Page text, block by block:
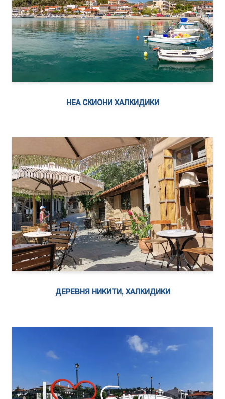
НЕА СКИОНИ ХАЛКИДИКИ
ДЕРЕВНЯ НИКИТИ, ХАЛКИДИКИ